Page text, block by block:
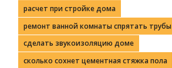
расчет при стройке дома
ремонт ванной комнаты спрятать трубы
сделать звукоизоляцию доме
сколько сохнет цементная стяжка пола